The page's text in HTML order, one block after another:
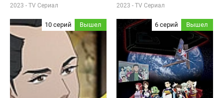
2023 - TV Сериал 2023 - TV Сериал
10 серий Вышел 6 серий Вышел